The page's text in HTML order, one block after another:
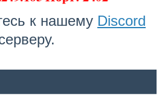
к нашему Discord